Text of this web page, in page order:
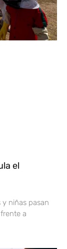
el
niñas pasan
a